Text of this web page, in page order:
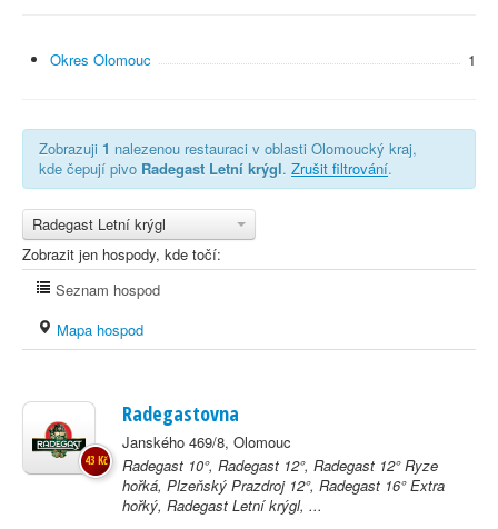
Okres Olomouc 1
Zobrazuji 1 nalezenou restauraci v oblasti Olomoucký kraj,
kde čepují pivo Radegast Letní krýgl. Zrušit filtrování.
Radegast Letní krýgl
Zobrazit jen hospody, kde točí:
Seznam hospod
Mapa hospod
Radegastovna
Janského 469/8, Olomouc
Radegast 10°, Radegast 12°, Radegast 12° Ryze
hořká, Plzeňský Prazdroj 12°, Radegast 16° Extra
hořký, Radegast Letní krýgl, ...
43 Kč